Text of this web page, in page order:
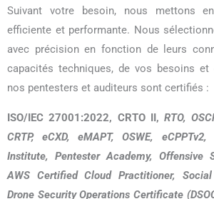
Suivant votre besoin, nous mettons
efficiente et performante. Nous
avec précision en fonction de leurs
capacités techniques, de vos besoins
nos pentesters et auditeurs sont certifiés :
ISO/IEC 27001:2022, CRTO II,RTO,
CRTP, eCXD, eMAPT, OSWE,
Institute, Pentester Academy, Offensive
AWS Certified Cloud Practitioner, Social
Drone Security Operations Certificate